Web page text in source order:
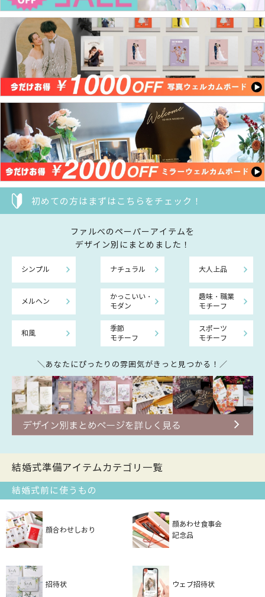
初めての方はまずはこちらをチェック！
ファルべのペーパーアイテムを
デザイン別にまとめました！
シンプル ナチュラル 大人上品
メルヘン
かっこいい・
モダン
趣味・職業
モチーフ
和風
季節
モチーフ
スポーツ
モチーフ
＼あなたにぴったりの雰囲気がきっと見つかる！／
結婚式準備アイテムカテゴリ一覧
結婚式前に使うもの
顔合わせしおり
顔あわせ食事会
記念品
招待状 ウェブ招待状